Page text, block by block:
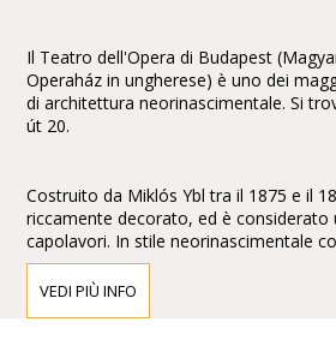
Il Teatro dell'Opera di Budapest
Operaház in ungherese) è uno dei
di architettura neorinascimentale. Si
út 20.
Costruito da Miklós Ybl tra il 1875 e il
riccamente decorato, ed è considerato
capolavori. In stile neorinascimentale
arricchito con affreschi e sculture di
Than e Károly Lotz.
VEDI PIÙ INFO